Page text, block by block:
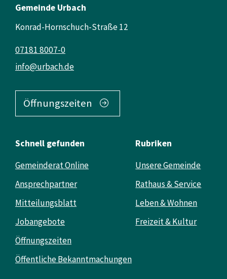
Gemeinde Urbach
Konrad-Hornschuch-Straße 12
info@urbach.de
07181 8007-0
Öffnungszeiten
Schnell gefunden
Gemeinderat Online
Ansprechpartner
Mitteilungsblatt
Jobangebote
Öffnungszeiten
Öffentliche Bekanntmachungen
Rubriken
Unsere Gemeinde
Rathaus & Service
Leben & Wohnen
Freizeit & Kultur